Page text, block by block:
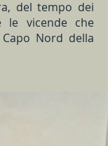
del tempo dei
vicende che
Nord della